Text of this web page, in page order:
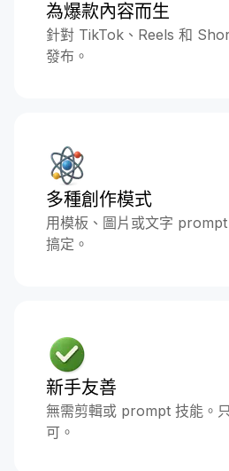
為爆款內容而生
針對 TikTok、Reels 和
發布。
多種創作模式
用模板、圖片或文字
搞定。
新手友善
無需剪輯或 prompt 技能。
可。